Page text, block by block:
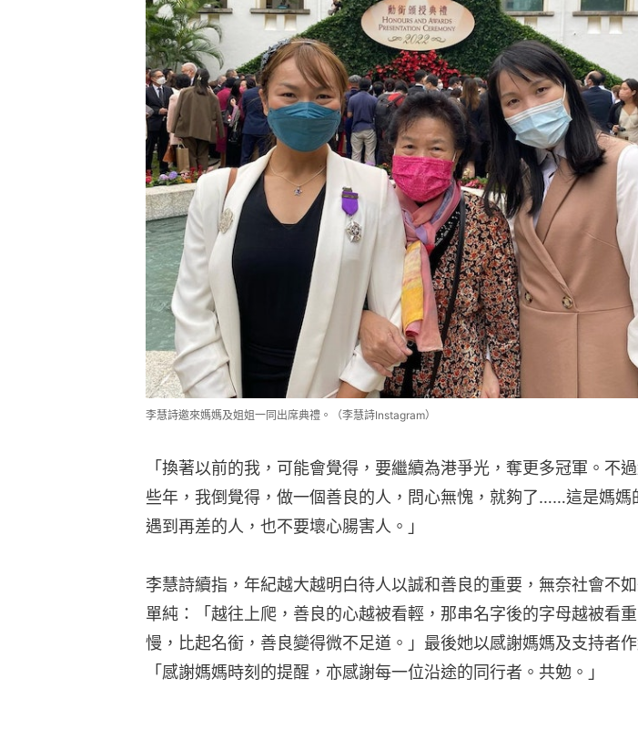
李慧詩邀來媽媽及姐姐一同出席典禮。（李慧詩Instagram）
「換著以前的我，可能會覺得，要繼續為港爭光，奪更多冠軍。不
些年，我倒覺得，做一個善良的人，問心無愧，就夠了……這是媽媽
遇到再差的人，也不要壞心腸害人。」
李慧詩續指，年紀越大越明白待人以誠和善良的重要，無奈社會不
單純：「越往上爬，善良的心越被看輕，那串名字後的字母越被看
慢，比起名銜，善良變得微不足道。」最後她以感謝媽媽及支持者作
「感謝媽媽時刻的提醒，亦感謝每一位沿途的同行者。共勉。」